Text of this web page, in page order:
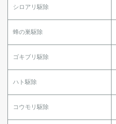
シロアリ駆除
蜂の巣駆除
ゴキブリ駆除
ハト駆除
コウモリ駆除